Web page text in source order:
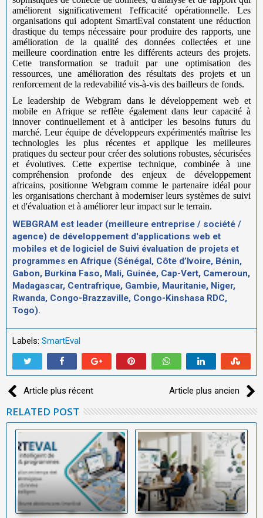
améliorent significativement l'efficacité opérationnelle. Les
organisations qui adoptent SmartEval constatent une réduction
drastique du temps nécessaire pour produire des rapports, une
amélioration de la qualité des données collectées et une
meilleure coordination entre les différents acteurs des projets.
Cette transformation se traduit par une optimisation des
ressources, une amélioration des résultats des projets et un
renforcement de la redevabilité vis-à-vis des bailleurs de fonds.
Le leadership de Webgram dans le développement web et
mobile en Afrique se reflète également dans leur capacité à
innover continuellement et à anticiper les besoins futurs du
marché. Leur équipe de développeurs expérimentés maîtrise les
technologies les plus récentes et applique les meilleures
pratiques du secteur pour créer des solutions robustes, sécurisées
et évolutives. Cette expertise technique, combinée à une
compréhension profonde des enjeux de développement
africains, positionne Webgram comme le partenaire idéal pour
les organisations cherchant à moderniser leurs systèmes de suivi
et d'évaluation et à améliorer leur impact sur le terrain.
WEBGRAM est leader (meilleure entreprise / société /
agence) de développement d'applications web et
mobiles et de logiciel de Suivi évaluation de projets et
programmes en Afrique (Sénégal, Côte d’Ivoire, Bénin,
Gabon, Burkina Faso, Mali, Guinée, Cap-Vert, Cameroun,
Madagascar, Centrafrique, Gambie, Mauritanie, Niger,
Rwanda, Congo-Brazzaville, Congo-Kinshasa RDC,
Togo).
Labels: SmartEval
Article plus récent Article plus ancien
RELATED POST